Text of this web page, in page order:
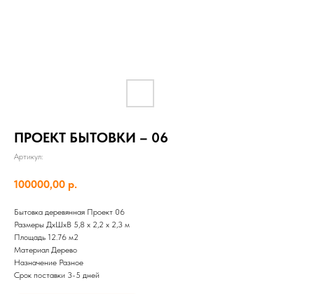
ПРОЕКТ БЫТОВКИ – 06
Артикул:
100000,00 р.
Бытовка деревянная Проект 06
Размеры ДхШхВ 5,8 х 2,2 х 2,3 м
Площадь 12.76 м2
Материал Дерево
Назначение Разное
Срок поставки 3-5 дней